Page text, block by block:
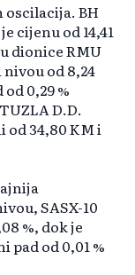
BH
cijenu od 14,41
dionice RMU
nivou od 8,24
0,29 %
D.D.
od 34,80 KM i
SASX-10
%, dok je
pad od 0,01 %